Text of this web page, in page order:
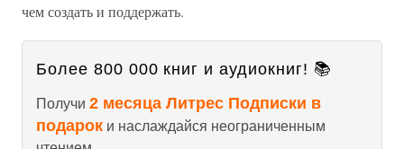
чем создать и поддержать.
Более 800 000 книг и аудиокниг! 📚
Получи 2 месяца Литрес Подписки в
подарок и наслаждайся неограниченным